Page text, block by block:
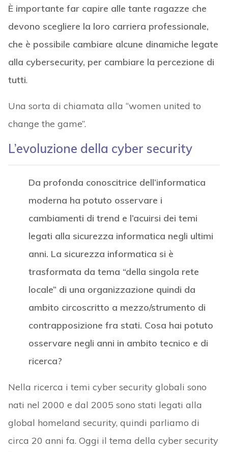
È importante far capire alle tante ragazze che
devono scegliere la loro carriera professionale,
che è possibile cambiare alcune dinamiche legate
alla cybersecurity, per cambiare la percezione di
tutti.
Una sorta di chiamata alla “women united to
change the game”.
L’evoluzione della cyber security
Da profonda conoscitrice dell’informatica
moderna ha potuto osservare i
cambiamenti di trend e l’acuirsi dei temi
legati alla sicurezza informatica negli ultimi
anni. La sicurezza informatica si è
trasformata da tema “della singola rete
locale” di una organizzazione quindi da
ambito circoscritto a mezzo/strumento di
contrapposizione fra stati. Cosa hai potuto
osservare negli anni in ambito tecnico e di
ricerca?
Nella ricerca i temi cyber security globali sono
nati nel 2000 e dal 2005 sono stati legati alla
global homeland security, quindi parliamo di
circa 20 anni fa. Oggi il tema della cyber security